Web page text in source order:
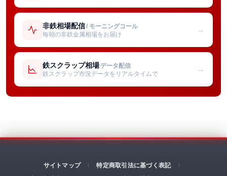
非鉄相場配信/ モーニングコール
毎朝の非鉄金属相場をお届け
→
鉄スクラップ相場 データ配信
鉄スクラップ市況データをリアルタイムで
→
サイトマップ
特定商取引法に基づく表記